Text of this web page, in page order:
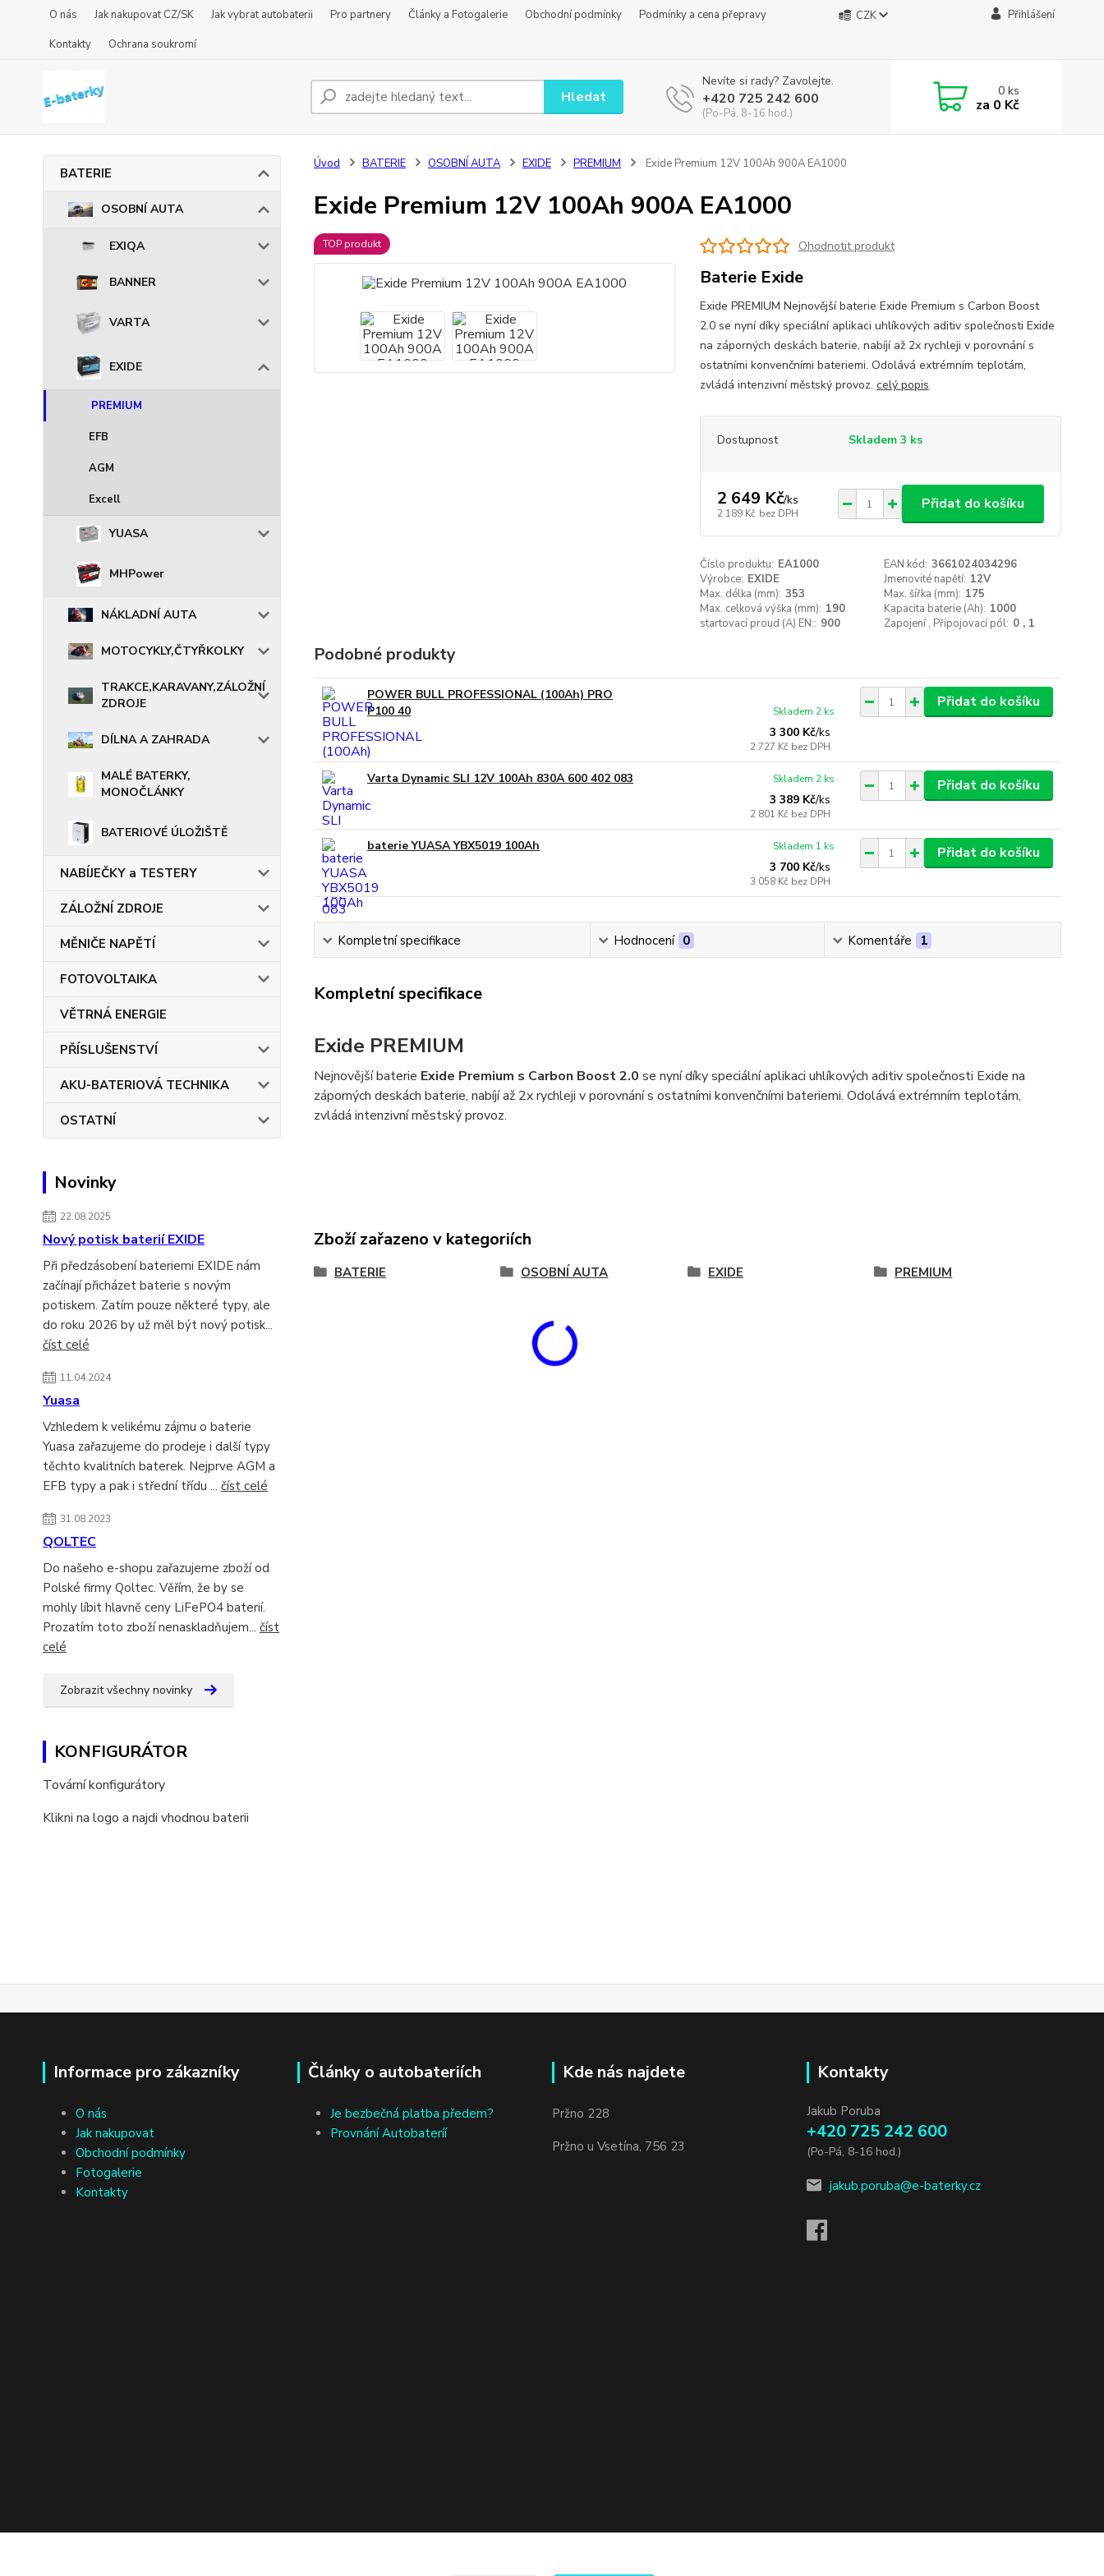
O nás Jak nakupovat CZ/SK Jak vybrat autobaterii Pro partnery Články a Fotogalerie Obchodní podmínky
Podmínky a cena přepravy
Kontakty
Ochrana soukromí
CZK Přihlášení
Hledat
Nevíte si rady? Zavolejte.
+420 725 242 600
(Po-Pá, 8-16 hod.)
0ks
za 0 Kč
BATERIE
OSOBNÍ AUTA
EXIQA
BANNER
VARTA
EXIDE
PREMIUM
EFB
AGM
Excell
YUASA
MHPower
NÁKLADNÍ AUTA
MOTOCYKLY,ČTYŘKOLKY
TRAKCE,KARAVANY,ZÁLOŽNÍ
ZDROJE
DÍLNA A ZAHRADA
MALÉ BATERKY,
MONOČLÁNKY
BATERIOVÉ ÚLOŽIŠTĚ
NABÍJEČKY a TESTERY
ZÁLOŽNÍ ZDROJE
MĚNIČE NAPĚTÍ
FOTOVOLTAIKA
VĚTRNÁ ENERGIE
PŘÍSLUŠENSTVÍ
AKU-BATERIOVÁ TECHNIKA
OSTATNÍ
Novinky
22.08.2025
Nový potisk baterií EXIDE
Při předzásobení bateriemi EXIDE nám
začínají přicházet baterie s novým
potiskem. Zatím pouze některé typy, ale
do roku 2026 by už měl být nový potisk...
číst celé
11.04.2024
Yuasa
Vzhledem k velikému zájmu o baterie
Yuasa zařazujeme do prodeje i další typy
těchto kvalitních baterek. Nejprve AGM a
EFB typy a pak i střední třídu ... číst celé
31.08.2023
QOLTEC
Do našeho e-shopu zařazujeme zboží od
Polské firmy Qoltec. Věřím, že by se
mohly líbit hlavně ceny LiFePO4 baterií.
Prozatím toto zboží nenaskladňujem... číst
celé
Zobrazit všechny novinky
KONFIGURÁTOR
Tovární konfigurátory
Klikni na logo a najdi vhodnou baterii
Úvod BATERIE OSOBNÍ AUTA EXIDE PREMIUM Exide Premium 12V 100Ah 900A EA1000
Exide Premium 12V 100Ah 900A EA1000
TOP produkt Ohodnotit produkt
Baterie Exide
Exide PREMIUM Nejnovější baterie Exide Premium s Carbon Boost
2.0 se nyní díky speciální aplikaci uhlíkových aditiv společnosti Exide
na záporných deskách baterie, nabíjí až 2x rychleji v porovnání s
ostatními konvenčními bateriemi. Odolává extrémním teplotám,
zvládá intenzivní městský provoz. celý popis
Dostupnost Skladem 3 ks
2 649 Kč/ks
2 189 Kč bez DPH
Přidat do košíku
Číslo produktu: EA1000 EAN kód: 3661024034296
Výrobce: EXIDE Jmenovité napětí: 12V
Max. délka (mm): 353 Max. šířka (mm): 175
Max. celková výška (mm): 190 Kapacita baterie (Ah): 1000
startovací proud (A) EN:: 900 Zapojení , Připojovací pól: 0 , 1
Podobné produkty
POWER BULL PROFESSIONAL (100Ah) PRO
P100 40
3 300 Kč/ks
2 727 Kč bez DPH
Skladem 2 ks
Přidat do košíku
Varta Dynamic SLI 12V 100Ah 830A 600 402 083
3 389 Kč/ks
2 801 Kč bez DPH
Skladem 2 ks Přidat do košíku
baterie YUASA YBX5019 100Ah
3 700 Kč/ks
3 058 Kč bez DPH
Skladem 1 ks Přidat do košíku
Kompletní specifikace Hodnocení 0 Komentáře 1
Kompletní specifikace
Exide PREMIUM
Nejnovější baterie Exide Premium s Carbon Boost 2.0 se nyní díky speciální aplikaci uhlíkových aditiv společnosti Exide na
záporných deskách baterie, nabíjí až 2x rychleji v porovnání s ostatními konvenčními bateriemi. Odolává extrémním teplotám,
zvládá intenzivní městský provoz.
Zboží zařazeno v kategoriích
BATERIE OSOBNÍ AUTA EXIDE PREMIUM
Informace pro zákazníky
O nás
Jak nakupovat
Obchodní podmínky
Fotogalerie
Kontakty
Články o autobateriích
Je bezbečná platba předem?
Provnání Autobateríí
Kde nás najdete
Pržno 228
Pržno u Vsetína, 756 23
Kontakty
Jakub Poruba
+420 725 242 600
(Po-Pá, 8-16 hod.)
jakub.poruba@e-baterky.cz